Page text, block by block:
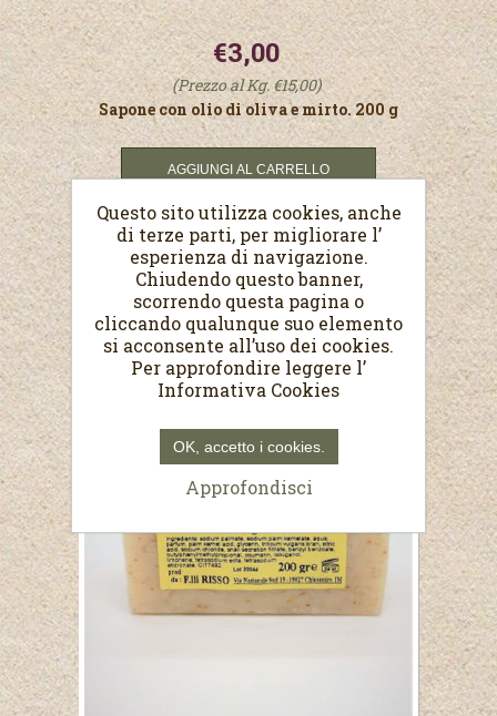
€3,00
(Prezzo al Kg. €15,00)
Sapone con olio di oliva e mirto. 200 g
Questo sito utilizza cookies, anche
di terze parti, per migliorare l’
esperienza di navigazione.
Chiudendo questo banner,
scorrendo questa pagina o
cliccando qualunque suo elemento
si acconsente all’uso dei cookies.
Per approfondire leggere l’
Informativa Cookies
OK, accetto i cookies.
Approfondisci